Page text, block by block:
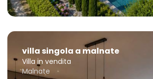
villa singola a malnate
Villa in vendita
Malnate